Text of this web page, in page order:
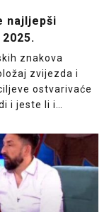
najljepši
znakova
zvijezda i
ostvarivaće
i jeste li i…